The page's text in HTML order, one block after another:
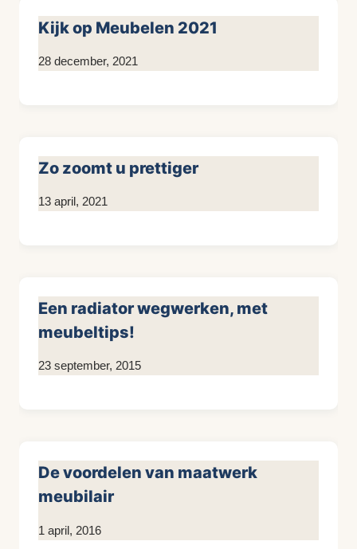
Kijk op Meubelen 2021
Door
28 december, 2021
Zo zoomt u prettiger
Door
13 april, 2021
Een radiator wegwerken, met
meubeltips!
Door
23 september, 2015
De voordelen van maatwerk
meubilair
Door
1 april, 2016